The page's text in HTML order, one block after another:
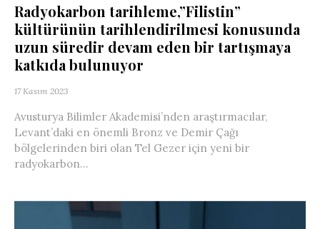
Radyokarbon tarihleme,”Filistin”
kültürünün tarihlendirilmesi konusunda
uzun süredir devam eden bir tartışmaya
katkıda bulunuyor
17 Kasım 2023
Avusturya Bilimler Akademisi’nden araştırmacılar,
Levant’daki en önemli Bronz ve Demir Çağı
bölgelerinden biri olan Tel Gezer için yeni bir
radyokarbon...